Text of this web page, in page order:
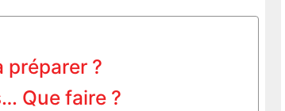
préparer ?
Que faire ?